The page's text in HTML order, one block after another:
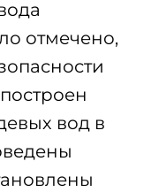
отмечено,
вод в